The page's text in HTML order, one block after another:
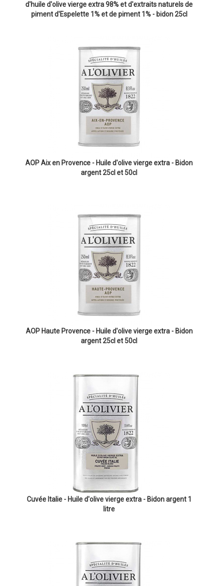
d'huile d'olive vierge extra 98% et d'extraits naturels de
piment d'Espelette 1% et de piment 1% - bidon 25cl
AOP Aix en Provence - Huile d'olive vierge extra - Bidon
argent 25cl et 50cl
AOP Haute Provence - Huile d'olive vierge extra - Bidon
argent 25cl et 50cl
Cuvée Italie - Huile d'olive vierge extra - Bidon argent 1
litre